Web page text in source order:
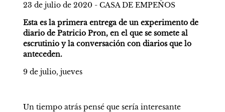
23 de julio de 2020 - CASA DE EMPEÑOS
Esta es la primera entrega de un experimento de
diario de Patricio Pron, en el que se somete al
escrutinio y la conversación con diarios que lo
anteceden.
9 de julio, jueves
Un tiempo atrás pensé que sería interesante